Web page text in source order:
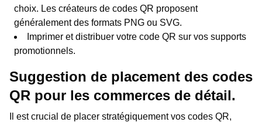
choix. Les créateurs de codes QR proposent
généralement des formats PNG ou SVG.
Imprimer et distribuer votre code QR sur vos supports
promotionnels.
Suggestion de placement des codes
QR pour les commerces de détail.
Il est crucial de placer stratégiquement vos codes QR,